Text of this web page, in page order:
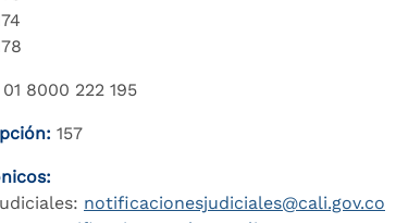
01 8000 222 195
157
notificacionesjudiciales@cali.gov.co